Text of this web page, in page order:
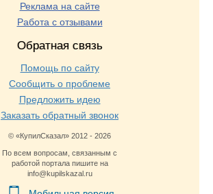
Реклама на сайте
Работа с отзывами
Обратная связь
Помощь по сайту
Сообщить о проблеме
Предложить идею
Заказать обратный звонок
© «КупилСказал» 2012 - 2026
По всем вопросам, связанным с
работой портала пишите на
info@kupilskazal.ru